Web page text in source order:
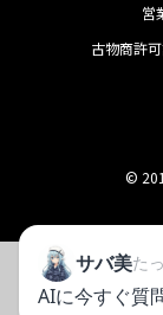
営
古物商許可
©